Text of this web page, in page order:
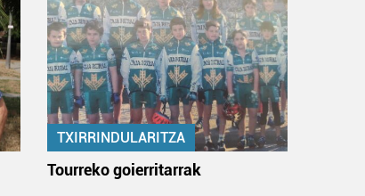
TXIRRINDULARITZA
Tourreko goierritarrak